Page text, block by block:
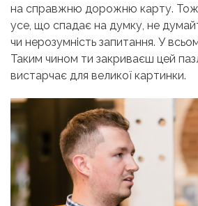
на справжню дорожню карту. Тож
усе, що спадає на думку, не
чи нерозумність запитання. У
Таким чином ти закриваєш цей
вистарчає для великої картинки.